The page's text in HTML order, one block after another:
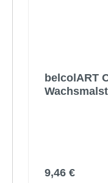
belcolART
Regulärer
9,46 €